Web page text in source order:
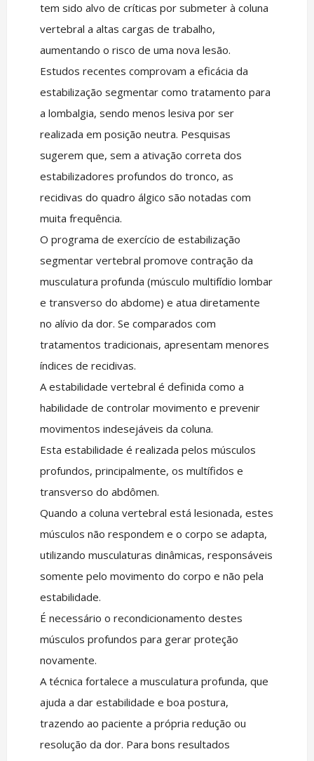
tem sido alvo de críticas por submeter à coluna
vertebral a altas cargas de trabalho,
aumentando o risco de uma nova lesão.
Estudos recentes comprovam a eficácia da
estabilização segmentar como tratamento para
a lombalgia, sendo menos lesiva por ser
realizada em posição neutra. Pesquisas
sugerem que, sem a ativação correta dos
estabilizadores profundos do tronco, as
recidivas do quadro álgico são notadas com
muita frequência.
O programa de exercício de estabilização
segmentar vertebral promove contração da
musculatura profunda (músculo multifídio lombar
e transverso do abdome) e atua diretamente
no alívio da dor. Se comparados com
tratamentos tradicionais, apresentam menores
índices de recidivas.
A estabilidade vertebral é definida como a
habilidade de controlar movimento e prevenir
movimentos indesejáveis da coluna.
Esta estabilidade é realizada pelos músculos
profundos, principalmente, os multífidos e
transverso do abdômen.
Quando a coluna vertebral está lesionada, estes
músculos não respondem e o corpo se adapta,
utilizando musculaturas dinâmicas, responsáveis
somente pelo movimento do corpo e não pela
estabilidade.
É necessário o recondicionamento destes
músculos profundos para gerar proteção
novamente.
A técnica fortalece a musculatura profunda, que
ajuda a dar estabilidade e boa postura,
trazendo ao paciente a própria redução ou
resolução da dor. Para bons resultados